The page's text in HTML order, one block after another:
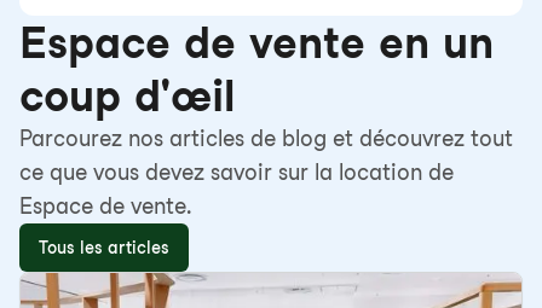
Espace de vente en un
coup d'œil
Parcourez nos articles de blog et découvrez tout
ce que vous devez savoir sur la location de
Espace de vente.
Tous les articles